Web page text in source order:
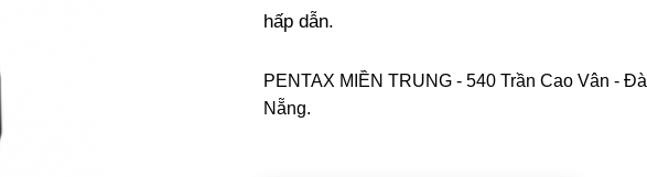
hấp dẫn.
PENTAX MIỀN TRUNG - 540 Trần Cao Vân - Đà
Nẵng.